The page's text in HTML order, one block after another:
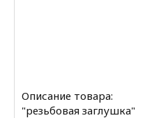
Описание товара:
"резьбовая заглушка"